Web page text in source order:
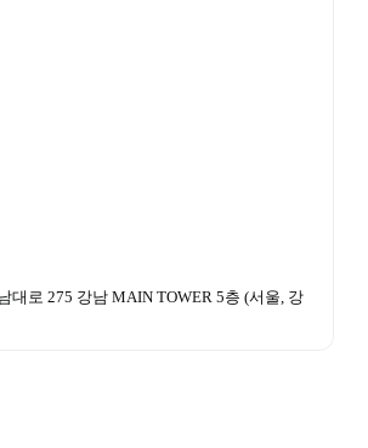
대로 275 강남 MAIN TOWER 5층 (서울, 강